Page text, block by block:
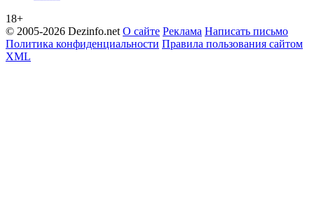
18+
© 2005-2026 Dezinfo.net О сайте Реклама Написать письмо
Политика конфиденциальности Правила пользования сайтом
XML